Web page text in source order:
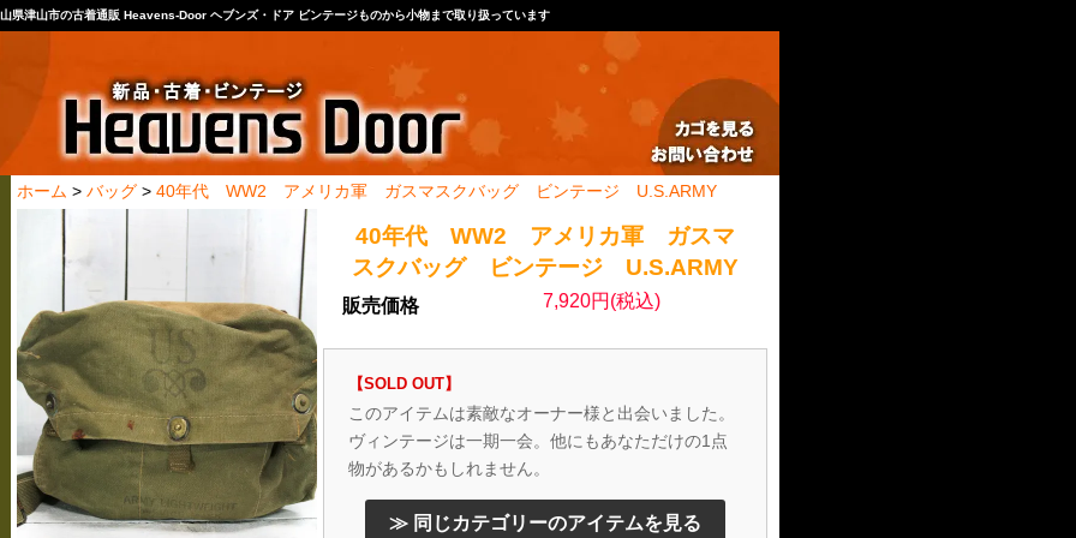
県津山市の古着通販 Heavens-Door ヘブンズ・ドア ビンテージものから小物まで取り扱っています
ホーム > バッグ > 40年代 WW2 アメリカ軍 ガスマスクバッグ ビンテージ U.S.ARMY
40年代 WW2 アメリカ軍 ガスマ
スクバッグ ビンテージ U.S.ARMY
販売価格 7,920円(税込)
【SOLD OUT】
このアイテムは素敵なオーナー様と出会いました。
ヴィンテージは一期一会。他にもあなただけの1点
物があるかもしれません。
≫ 同じカテゴリーのアイテムを見る